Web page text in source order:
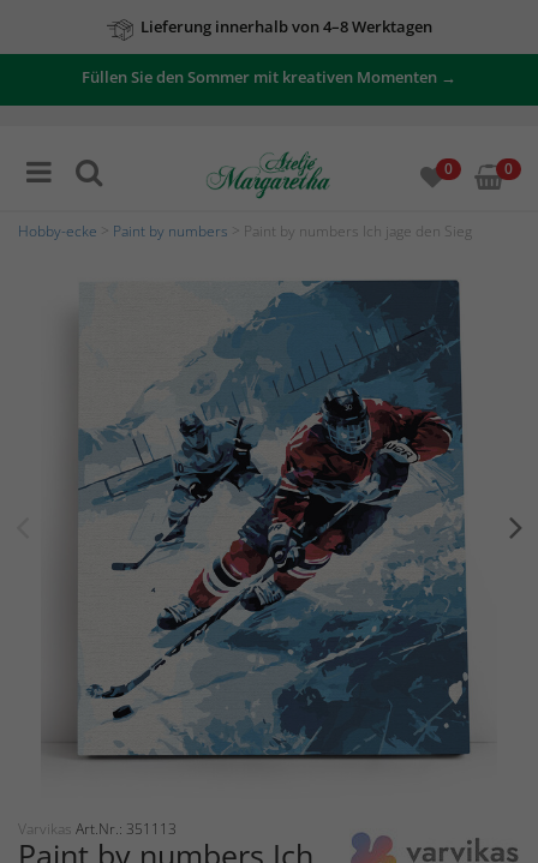
Lieferung innerhalb von 4–8 Werktagen
Füllen Sie den Sommer mit kreativen Momenten →
0 0
Hobby-ecke Paint by numbers > Paint by numbers Ich jage den Sieg
Varvikas Art.Nr.: 351113